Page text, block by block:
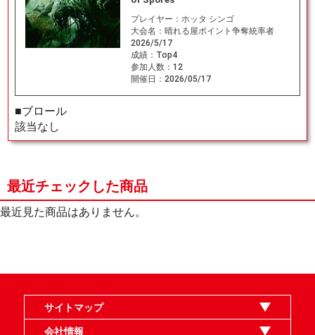
プレイヤー： ホッタ シンゴ
大会名： 晴れる屋ポイント争奪統率者
2026/5/17
成績： Top4
参加人数： 12
開催日： 2026/05/17
■ブロール
該当なし
最近チェックした商品
最近見た商品はありません。
サイトマップ
オンラインショップ
買取
記事
選手一覧
デッキ検索
デッキ構築
イベント・大会
店舗のご案内
お問い合わせ
ヘルプ
FAQ
会社情報